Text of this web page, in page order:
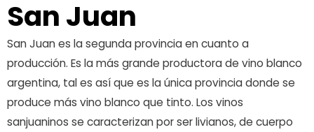
San Juan
San Juan es la segunda provincia en cuanto a
producción. Es la más grande productora de vino blanco
argentina, tal es así que es la única provincia donde se
produce más vino blanco que tinto. Los vinos
sanjuaninos se caracterizan por ser livianos, de cuerpo